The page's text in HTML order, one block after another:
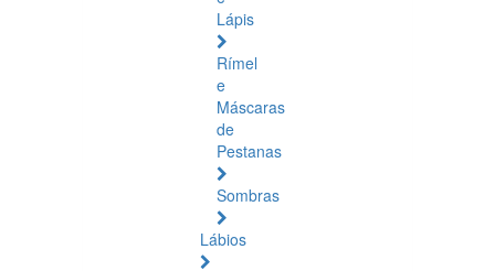
Lápis
Rímel
e
Máscaras
de
Pestanas
Sombras
Lábios